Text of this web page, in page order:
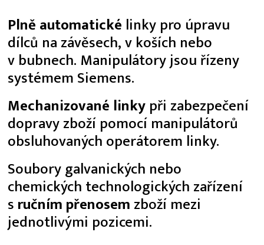
Plně automatické linky pro úpravu
dílců na závěsech, v koších nebo
v bubnech. Manipulátory jsou řízeny
systémem Siemens.
Mechanizované linkypři zabezpečení
dopravy zboží pomocí manipulátorů
obsluhovaných operátorem linky.
Soubory galvanických nebo
chemických technologických zařízení
sručním přenosemzboží mezi
jednotlivými pozicemi.